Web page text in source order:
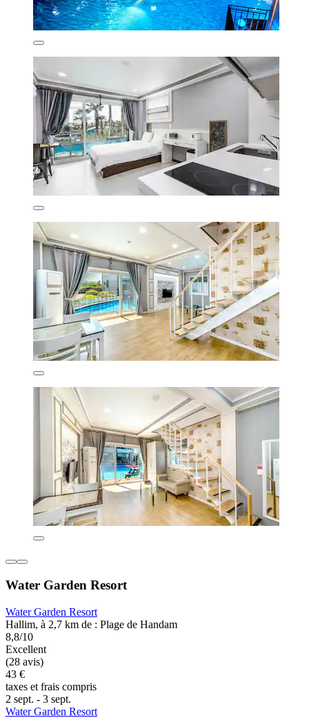
Water Garden Resort
Water Garden Resort
Hallim, à 2,7 km de : Plage de Handam
8,8/10
Excellent
(28 avis)
43 €
taxes et frais compris
2 sept. - 3 sept.
Water Garden Resort